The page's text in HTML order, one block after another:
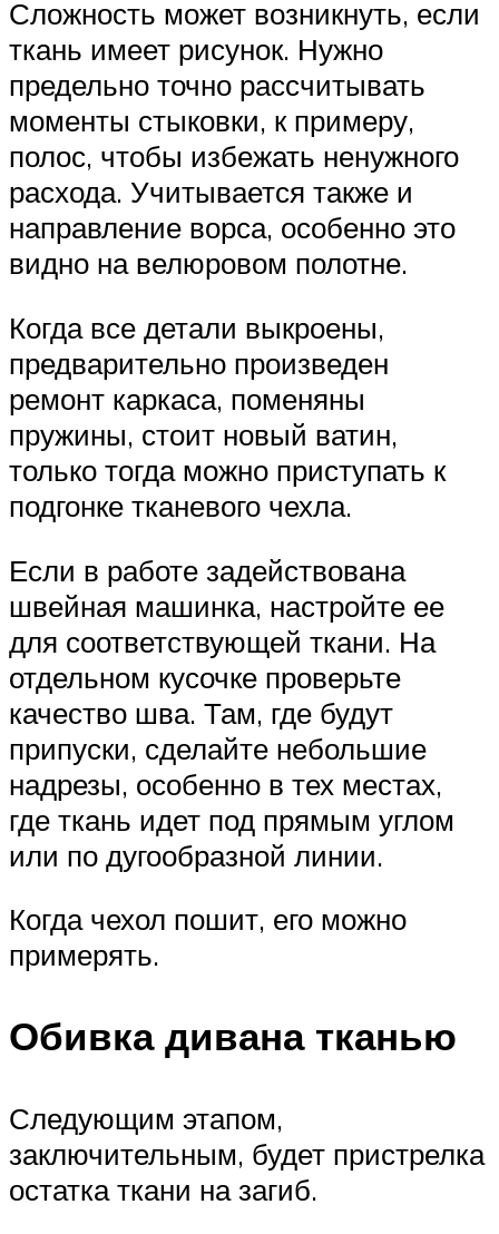
Сложность может возникнуть, если
ткань имеет рисунок. Нужно
предельно точно рассчитывать
моменты стыковки, к примеру,
полос, чтобы избежать ненужного
расхода. Учитывается также и
направление ворса, особенно это
видно на велюровом полотне.
Когда все детали выкроены,
предварительно произведен
ремонт каркаса, поменяны
пружины, стоит новый ватин,
только тогда можно приступать к
подгонке тканевого чехла.
Если в работе задействована
швейная машинка, настройте ее
для соответствующей ткани. На
отдельном кусочке проверьте
качество шва. Там, где будут
припуски, сделайте небольшие
надрезы, особенно в тех местах,
где ткань идет под прямым углом
или по дугообразной линии.
Когда чехол пошит, его можно
примерять.
Обивка дивана тканью
Следующим этапом,
заключительным, будет пристрелка
остатка ткани на загиб.